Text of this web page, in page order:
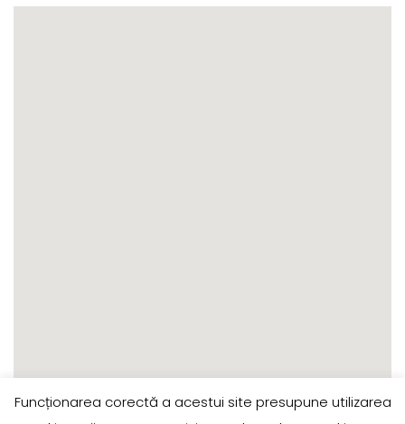
Funcționarea corectă a acestui site presupune utilizarea